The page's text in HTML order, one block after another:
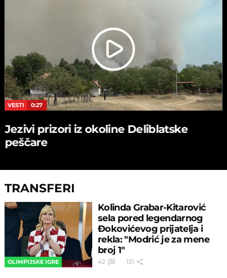
VESTI 0:27
Jezivi prizori iz okoline Deliblatske
peščare
TRANSFERI
OLIMPIJSKE IGRE
Kolinda Grabar-Kitarović
sela pored legendarnog
Đokovićevog prijatelja i
rekla: "Modrić je za mene
broj 1"
42 131